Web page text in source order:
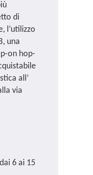
di
l’utilizzo
una
on hop-
all’
via
6 ai 15